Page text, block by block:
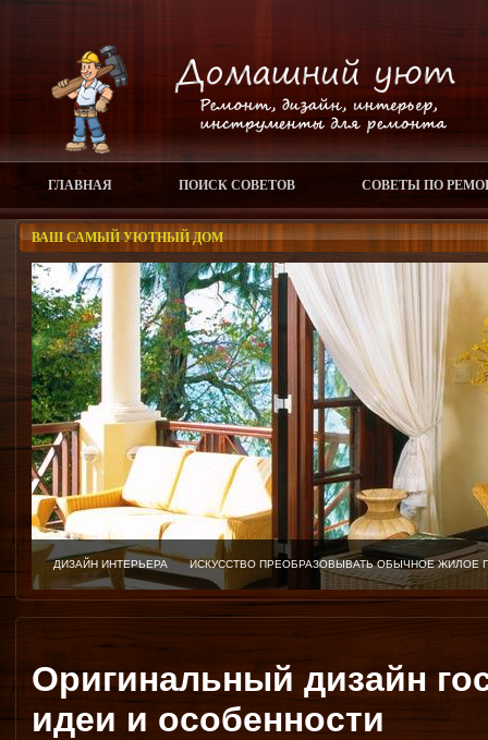
ГЛАВНАЯ ПОИСК СОВЕТОВ СОВЕТЫ ПО
ВАШ САМЫЙ УЮТНЫЙ ДОМ
ДИЗАЙН ИНТЕРЬЕРА ИСКУССТВО ПРЕОБРАЗОВЫВАТЬ ОБЫЧНОЕ
Оригинальный дизайн
идеи и особенности